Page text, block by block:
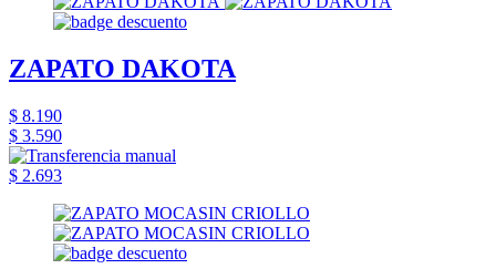
ZAPATO DAKOTA
$ 8.190
$ 3.590
$ 2.693